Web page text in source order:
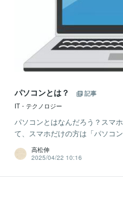
パソコンとは？
記事
IT・テクノロジー
パソコンとはなんだろう？スマ
て、スマホだけの方は「パソコ
高松伸
2025/04/22 10:16